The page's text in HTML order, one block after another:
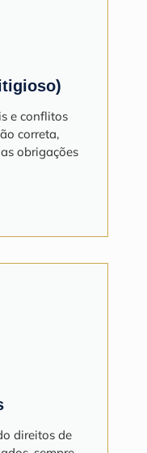
e conflitos
correta,
obrigações
direitos de